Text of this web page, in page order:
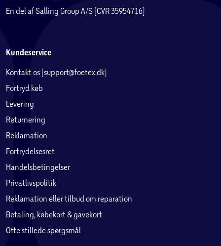
En del af Salling Group A/S (CVR 35954716)
Kundeservice
Kontakt os (support@foetex.dk)
Fortryd køb
Levering
Returnering
Reklamation
Fortrydelsesret
Handelsbetingelser
Privatlivspolitik
Reklamation eller tilbud om reparation
Betaling, købekort & gavekort
Ofte stillede spørgsmål